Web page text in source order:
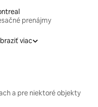
prenájmy
viac
a pre niektoré objekty